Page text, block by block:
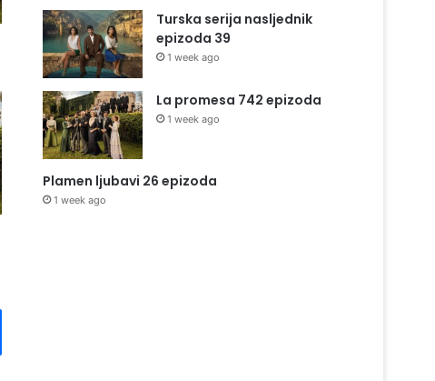
Turska serija nasljednik
epizoda 39
1 week ago
La promesa 742 epizoda
1 week ago
Plamen ljubavi 26 epizoda
1 week ago